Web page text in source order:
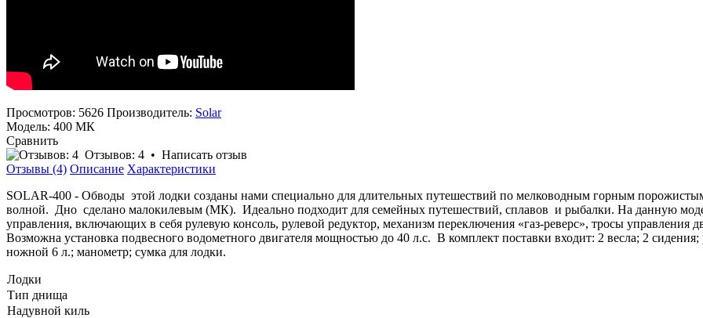
Просмотров: 5626 Производитель: Solar
Модель: 400 МК
Сравнить
Отзывов: 4 • Написать отзыв
Отзывы (4) Описание Характеристики
SOLAR-400 - Обводы этой лодки созданы нами специально для длительных путешествий по мелководным горным
волной. Дно сделано малокилевым (МК). Идеально подходит для семейных путешествий, сплавов и рыбалки. На данную
управления, включающих в себя рулевую консоль, рулевой редуктор, механизм переключения «газ-реверс», тросы
Возможна установка подвесного водометного двигателя мощностью до 40 л.с. В комплект поставки входит: 2 весла; 2
ножной 6 л.; манометр; сумка для лодки.
Лодки
Тип днища
Надувной киль